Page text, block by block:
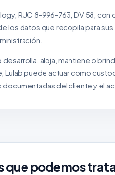
RUC 8-996-763, DV 58,
los datos que recopila para
desarrolla, aloja, mantiene o
Lulab puede actuar como
documentadas del cliente y el
que podemos